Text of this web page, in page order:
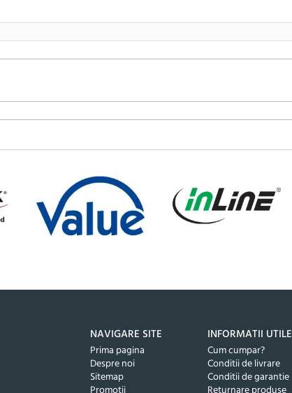
NAVIGARE SITE
Prima pagina
Despre noi
Sitemap
INFORMATII UTILE
Cum cumpar?
Conditii de livrare
Conditii de garantie